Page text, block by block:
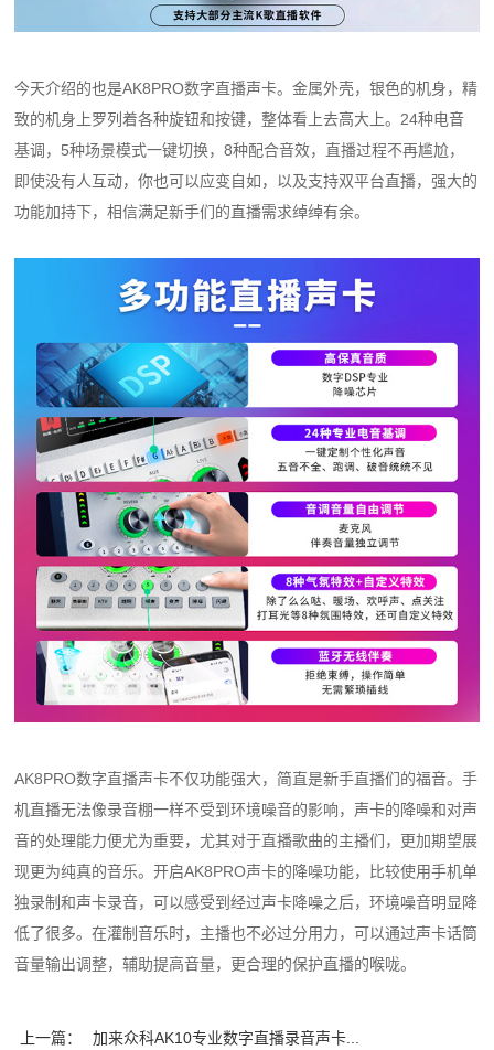
今天介绍的也是AK8PRO数字直播声卡。金属外壳，银色的机身，精
致的机身上罗列着各种旋钮和按键，整体看上去高大上。24种电音
基调，5种场景模式一键切换，8种配合音效，直播过程不再尴尬，
即使没有人互动，你也可以应变自如，以及支持双平台直播，强大的
功能加持下，相信满足新手们的直播需求绰绰有余。
AK8PRO数字直播声卡不仅功能强大，简直是新手直播们的福音。手
机直播无法像录音棚一样不受到环境噪音的影响，声卡的降噪和对声
音的处理能力便尤为重要，尤其对于直播歌曲的主播们，更加期望展
现更为纯真的音乐。开启AK8PRO声卡的降噪功能，比较使用手机单
独录制和声卡录音，可以感受到经过声卡降噪之后，环境噪音明显降
低了很多。在灌制音乐时，主播也不必过分用力，可以通过声卡话筒
音量输出调整，辅助提高音量，更合理的保护直播的喉咙。
上一篇：
加来众科AK10专业数字直播录音声卡...